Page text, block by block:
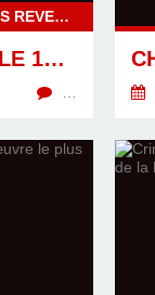
MANIFESTATIONS & ACTIONS REVENDICATIVES
THIERRY LE PAON : LE 1ER MAI 2013, MOBILISONS NOUS